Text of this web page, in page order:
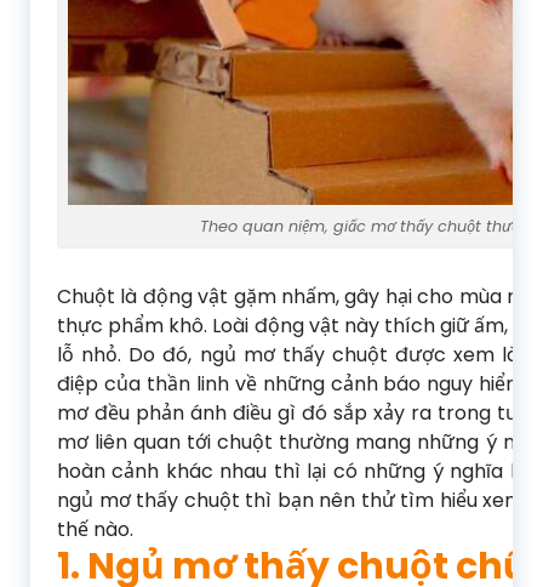
Theo quan niệm, giấc mơ thấy chuột
Chuột là động vật gặm nhấm, gây hại cho mùa
thực phẩm khô. Loài động vật này thích giữ ấm,
lỗ nhỏ. Do đó, ngủ mơ thấy chuột được xem là
điệp của thần linh về những cảnh báo nguy hiểm.
mơ đều phản ánh điều gì đó sắp xảy ra trong
mơ liên quan tới chuột thường mang những ý
hoàn cảnh khác nhau thì lại có những ý nghĩa
ngủ mơ thấy chuột thì bạn nên thử tìm hiểu xem
thế nào.
1. Ngủ mơ thấy chuột chũi